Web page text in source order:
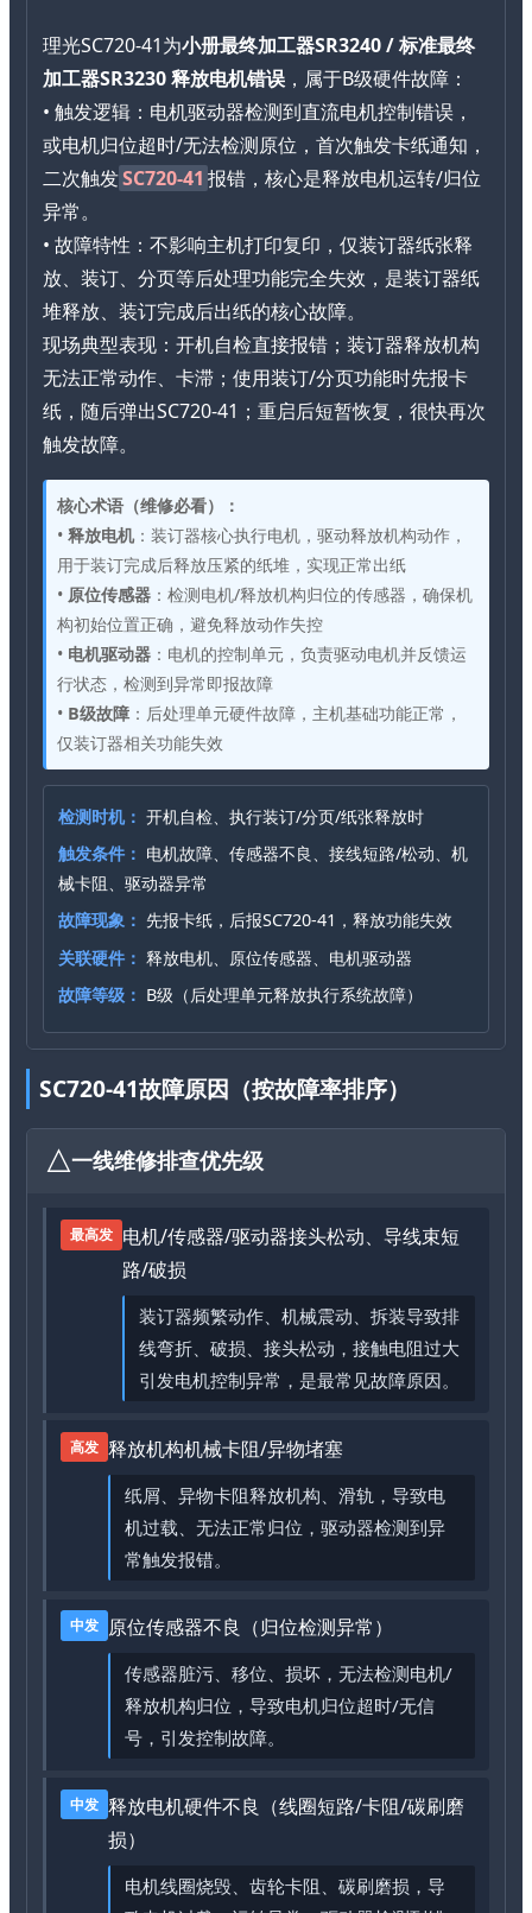
理光SC720-41为小册最终加工器SR3240 / 标准最终
加工器SR3230 释放电机错误，属于B级硬件故障：
• 触发逻辑：电机驱动器检测到直流电机控制错误，
或电机归位超时/无法检测原位，首次触发卡纸通知，
二次触发SC720-41 报错，核心是释放电机运转/归位
异常。
• 故障特性：不影响主机打印复印，仅装订器纸张释
放、装订、分页等后处理功能完全失效，是装订器纸
堆释放、装订完成后出纸的核心故障。
现场典型表现：开机自检直接报错；装订器释放机构
无法正常动作、卡滞；使用装订/分页功能时先报卡
纸，随后弹出SC720-41；重启后短暂恢复，很快再次
触发故障。
核心术语（维修必看）：
•释放电机：装订器核心执行电机，驱动释放机构动作，
用于装订完成后释放压紧的纸堆，实现正常出纸
• 原位传感器 ：检测电机/释放机构归位的传感器，确保机
构初始位置正确，避免释放动作失控
• 电机驱动器 ：电机的控制单元，负责驱动电机并反馈运
行状态，检测到异常即报故障
• B级故障 ：后处理单元硬件故障，主机基础功能正常，
仅装订器相关功能失效
检测时机： 开机自检、执行装订/分页/纸张释放时
触发条件： 电机故障、传感器不良、接线短路/松动、机
械卡阻、驱动器异常
故障现象： 先报卡纸，后报SC720-41，释放功能失效
关联硬件： 释放电机、原位传感器、电机驱动器
故障等级： B级（后处理单元释放执行系统故障）
SC720-41故障原因（按故障率排序）
一线维修排查优先级
最高发 电机/传感器/驱动器接头松动、导线束短
路/破损
装订器频繁动作、机械震动、拆装导致排
线弯折、破损、接头松动，接触电阻过大
引发电机控制异常，是最常见故障原因。
高发 释放机构机械卡阻/异物堵塞
纸屑、异物卡阻释放机构、滑轨，导致电
机过载、无法正常归位，驱动器检测到异
常触发报错。
中发 原位传感器不良（归位检测异常）
传感器脏污、移位、损坏，无法检测电机/
释放机构归位，导致电机归位超时/无信
号，引发控制故障。
中发 释放电机硬件不良（线圈短路/卡阻/碳刷磨
损）
电机线圈烧毁、齿轮卡阻、碳刷磨损，导